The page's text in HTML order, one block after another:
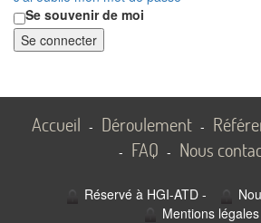
Se souvenir de moi
Se connecter
Accueil - Déroulement -
- FAQ - Nous
Réservé à HGI-ATD-
Mentions légales